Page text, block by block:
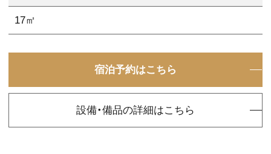
17㎡
宿泊予約はこちら
設備・備品の詳細はこちら